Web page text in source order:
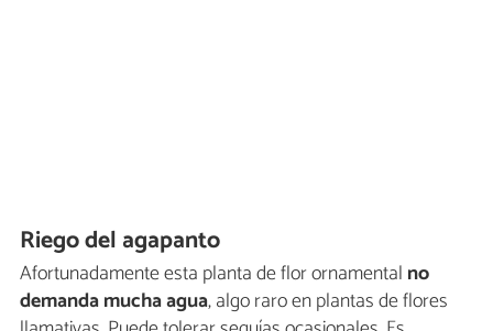
Riego del agapanto
Afortunadamente esta planta de flor ornamental no
demanda mucha agua, algo raro en plantas de flores